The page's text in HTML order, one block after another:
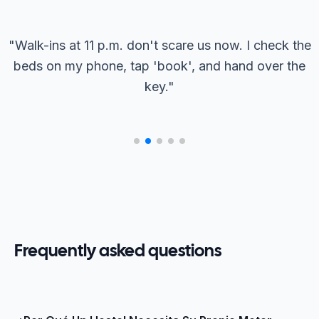
"Walk-ins at 11 p.m. don't scare us now. I check the
beds on my phone, tap 'book', and hand over the
key."
Frequently asked questions